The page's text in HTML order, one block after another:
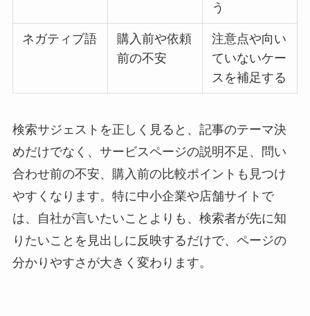
う
ネガティブ語
購入前や依頼
前の不安
注意点や向い
ていないケー
スを補足する
検索サジェストを正しく見ると、記事のテーマ決
めだけでなく、サービスページの説明不足、問い
合わせ前の不安、購入前の比較ポイントも見つけ
やすくなります。特に中小企業や店舗サイトで
は、自社が言いたいことよりも、検索者が先に知
りたいことを見出しに反映するだけで、ページの
分かりやすさが大きく変わります。